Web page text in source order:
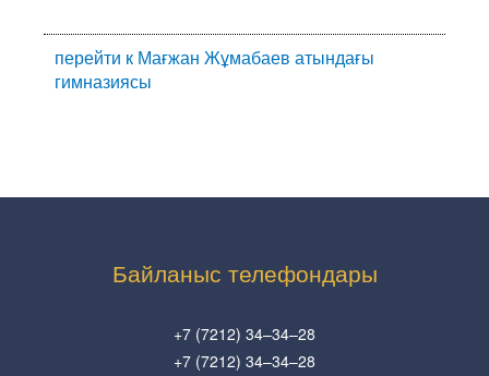
перейти к Мағжан Жұмабаев атындағы
гимназиясы
Байланыс телефондары
+7 (7212) 34–34–28
+7 (7212) 34–34–28